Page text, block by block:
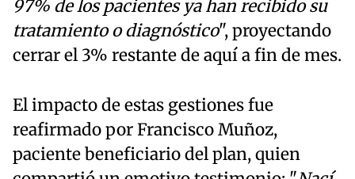
97% de los pacientes ya han recibido su
tratamiento o diagnóstico", proyectando
cerrar el 3% restante de aquí a fin de mes.
El impacto de estas gestiones fue
reafirmado por Francisco Muñoz,
paciente beneficiario del plan, quien